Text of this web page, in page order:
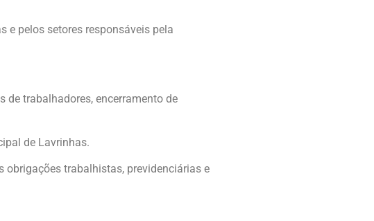
e pelos setores responsáveis pela
trabalhadores, encerramento de
de Lavrinhas.
obrigações trabalhistas, previdenciárias e